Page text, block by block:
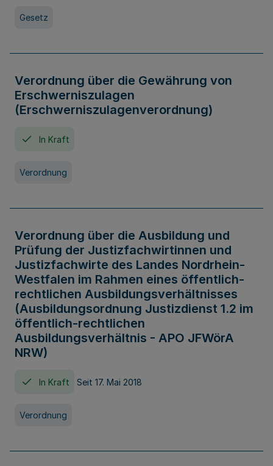
Gesetz
Verordnung über die Gewährung von
Erschwerniszulagen
(Erschwerniszulagenverordnung)
In Kraft
Verordnung
Verordnung über die Ausbildung und
Prüfung der Justizfachwirtinnen und
Justizfachwirte des Landes Nordrhein-
Westfalen im Rahmen eines öffentlich-
rechtlichen Ausbildungsverhältnisses
(Ausbildungsordnung Justizdienst 1.2 im
öffentlich-rechtlichen
Ausbildungsverhältnis - APO JFWörA
NRW)
In Kraft Seit 17. Mai 2018
Verordnung